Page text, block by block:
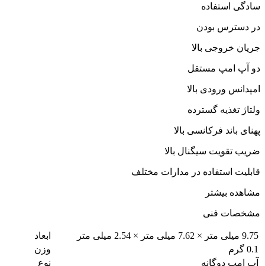
سادگی استفاده
در دسترس بودن
جریان خروجی بالا
دو آپ امپ مستقل
امپدانس ورودی بالا
ولتاژ تغذیه گسترده
پهنای باند فرکانسی بالا
ضریب تقویت سیگنال بالا
قابلیت استفاده در مدارات مختلف
مشاهده بیشتر
مشخصات فنی
9.75 میلی متر × 7.62 میلی متر × 2.54 میلی متر
ابعاد
0.1 گرم
وزن
آپ امپ دوگانه
نوع